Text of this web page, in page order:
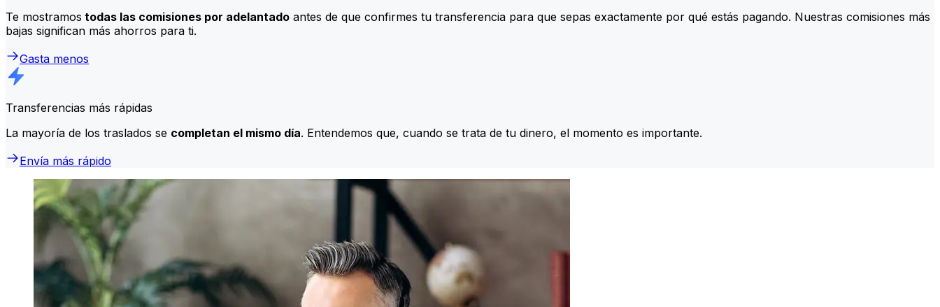
Te mostramos todas las comisiones por adelantado antes de que confirmes tu transferencia para que sepas exactamente por qué estás pagando. Nuestras comisiones más
bajas significan más ahorros para ti.
Gasta menos
Transferencias más rápidas
La mayoría de los traslados se completan el mismo día. Entendemos que, cuando se trata de tu dinero, el momento es importante.
Envía más rápido